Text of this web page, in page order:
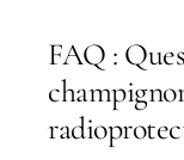
FAQ :